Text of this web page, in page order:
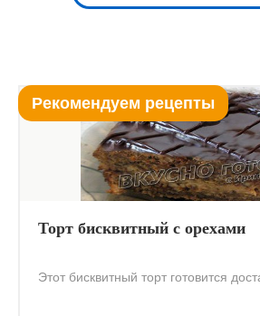
Рекомендуем рецепты
Торт бисквитный с орехами
Этот бисквитный торт готовится